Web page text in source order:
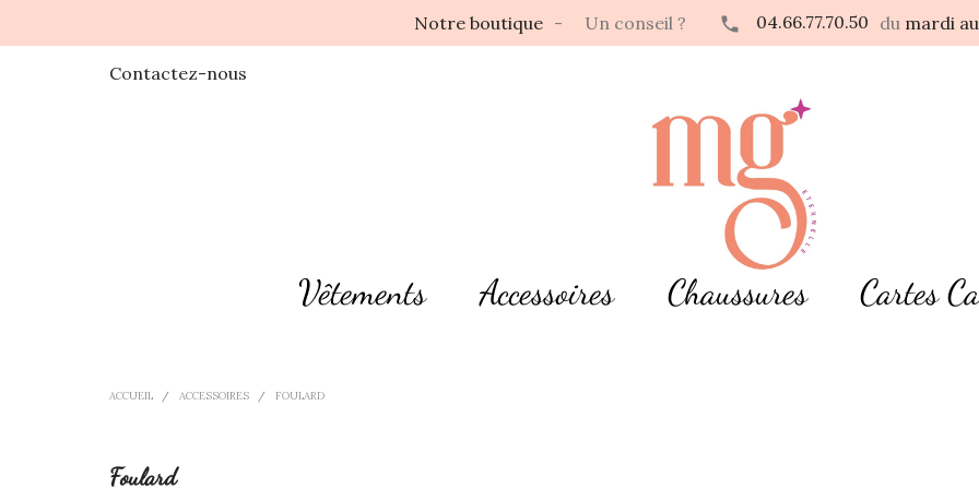
Notre boutique - Un conseil ? 04.66.77.70.50 du mardi
Contactez-nous
Vêtements Accessoires Chaussures Cartes
ACCUEIL ACCESSOIRES FOULARD
Foulard